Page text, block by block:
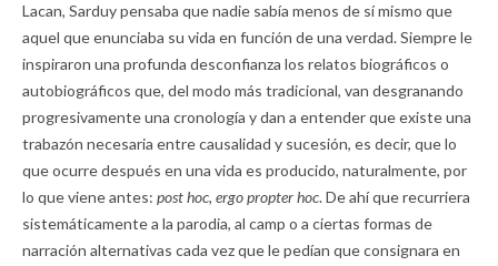
Lacan, Sarduy pensaba que nadie sabía menos de sí mismo que
aquel que enunciaba su vida en función de una verdad. Siempre le
inspiraron una profunda desconfianza los relatos biográficos o
autobiográficos que, del modo más tradicional, van desgranando
progresivamente una cronología y dan a entender que existe una
trabazón necesaria entre causalidad y sucesión, es decir, que lo
que ocurre después en una vida es producido, naturalmente, por
lo que viene antes: post hoc, ergo propter hoc. De ahí que recurriera
sistemáticamente a la parodia, al camp o a ciertas formas de
narración alternativas cada vez que le pedían que consignara en